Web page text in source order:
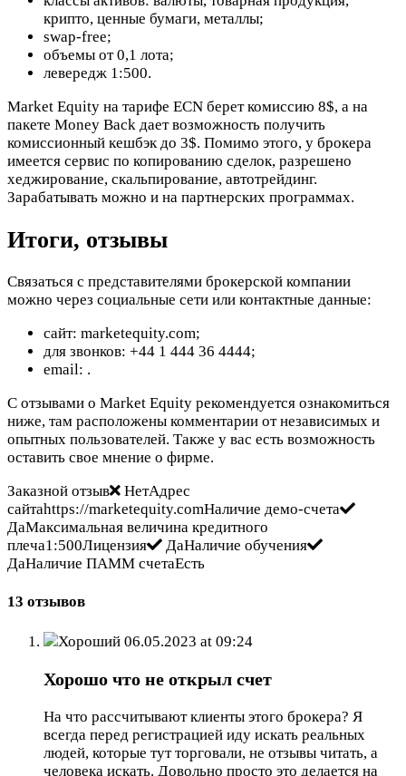
крипто, ценные бумаги, металлы;
swap-free;
объемы от 0,1 лота;
левередж 1:500.
Market Equity на тарифе ECN берет комиссию 8$, а на
пакете Money Back дает возможность получить
комиссионный кешбэк до 3$. Помимо этого, у брокера
имеется сервис по копированию сделок, разрешено
хеджирование, скальпирование, автотрейдинг.
Зарабатывать можно и на партнерских программах.
Итоги, отзывы
Связаться с представителями брокерской компании
можно через социальные сети или контактные данные:
сайт: marketequity.com;
для звонков: +44 1 444 36 4444;
email: .
С отзывами о Market Equity рекомендуется ознакомиться
ниже, там расположены комментарии от независимых и
опытных пользователей. Также у вас есть возможность
оставить свое мнение о фирме.
Заказной отзыв
НетАдрес
сайтаhttps://marketequity.comНаличие демо-счета
ДаМаксимальная величина кредитного
плеча1:500Лицензия
ДаНаличие обучения
ДаНаличие ПАММ счетаЕсть
13 отзывов
Хороший 06.05.2023 at 09:24
Хорошо что не открыл счет
На что рассчитывают клиенты этого брокера? Я
всегда перед регистрацией иду искать реальных
людей, которые тут торговали, не отзывы читать, а
человека искать. Довольно просто это делается на